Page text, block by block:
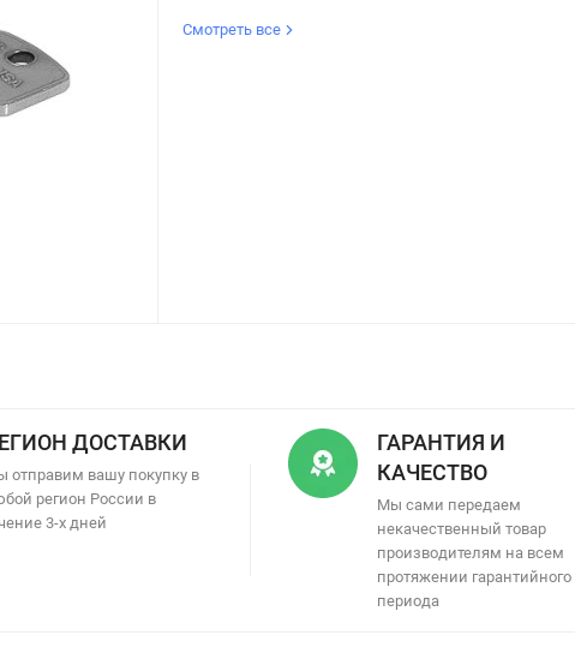
Смотреть все
ДОСТАВКИ
отправим вашу покупку в
регион России в
3-х дней
ГАРАНТИЯ И
КАЧЕСТВО
Мы сами передаем
некачественный товар
производителям на всем
протяжении гарантийного
периода